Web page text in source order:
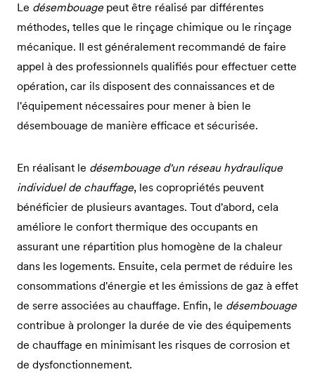
Le désembouage peut être réalisé par différentes
méthodes, telles que le rinçage chimique ou le rinçage
mécanique. Il est généralement recommandé de faire
appel à des professionnels qualifiés pour effectuer cette
opération, car ils disposent des connaissances et de
l'équipement nécessaires pour mener à bien le
désembouage de manière efficace et sécurisée.
En réalisant le désembouage d'un réseau hydraulique
individuel de chauffage, les copropriétés peuvent
bénéficier de plusieurs avantages. Tout d'abord, cela
améliore le confort thermique des occupants en
assurant une répartition plus homogène de la chaleur
dans les logements. Ensuite, cela permet de réduire les
consommations d'énergie et les émissions de gaz à effet
de serre associées au chauffage. Enfin, le désembouage
contribue à prolonger la durée de vie des équipements
de chauffage en minimisant les risques de corrosion et
de dysfonctionnement.